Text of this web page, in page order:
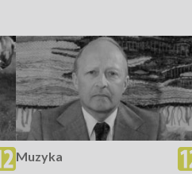
Muzyka